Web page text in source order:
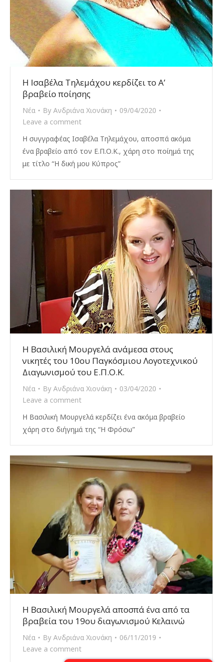
Η Ισαβέλα Τηλεμάχου κερδίζει το Α’
βραβείο ποίησης
Νέα By Ανδριάνα Χιονάκη
09/04/2020
Leave a comment
Η συγγραφέας Ισαβέλα Τηλεμάχου, αποσπά ακόμα
ένα βραβείο από τον Ε.Π.Ο.Κ., χάρη στο ποίημά της
με τίτλο “Η δική μου Κύπρος”
Η Βασιλική Μουργελά ανάμεσα στους
νικητές του 10ου Παγκόσμιου Λογοτεχνικού
Διαγωνισμού του Ε.Π.Ο.Κ.
Νέα By Ανδριάνα Χιονάκη
03/04/2020
Leave a comment
Η Βασιλική Μουργελά κερδίζει ένα ακόμα βραβείο
χάρη στο διήγημά της “Η Φρόσω”
Η Βασιλική Μουργελά αποσπά ένα από τα
βραβεία του 19ου διαγωνισμού Κελαινώ
Νέα By Ανδριάνα Χιονάκη
06/11/2019
Leave a comment